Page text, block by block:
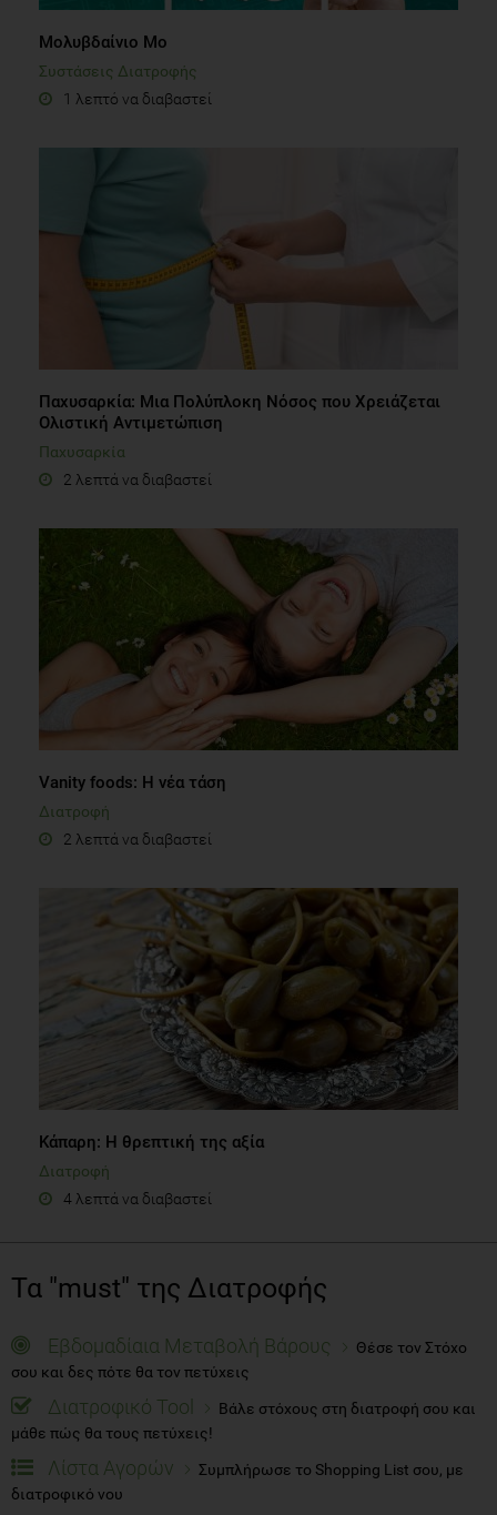
Μολυβδαίνιο Μο
Συστάσεις Διατροφής
1 λεπτό να διαβαστεί
Παχυσαρκία: Μια Πολύπλοκη Νόσος που Χρειάζεται
Ολιστική Αντιμετώπιση
Παχυσαρκία
2 λεπτά να διαβαστεί
Vanity foods: Η νέα τάση
Διατροφή
2 λεπτά να διαβαστεί
Κάπαρη: Η θρεπτική της αξία
Διατροφή
4 λεπτά να διαβαστεί
Τα "must" της Διατροφής
Εβδομαδίαια Μεταβολή Βάρους
Θέσε τον Στόχο
σου και δες πότε θα τον πετύχεις
Διατροφικό Tool
Βάλε στόχους στη διατροφή σου και
μάθε πώς θα τους πετύχεις!
Λίστα Αγορών
Συμπλήρωσε το Shopping List σου, με
διατροφικό νου